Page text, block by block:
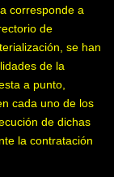
corresponde a
de
se han
de la
a punto,
cada uno de los
de dichas
la contratación